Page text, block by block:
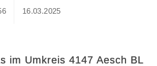
16.03.2025
im Umkreis 4147 Aesch BL